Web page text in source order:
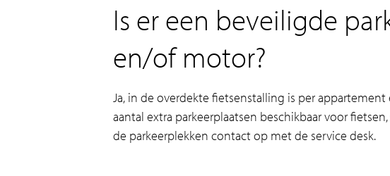
Is er een beveiligde
en/of motor?
Ja, in de overdekte fietsenstalling is per
aantal extra parkeerplaatsen beschikbaar voor
de parkeerplekken contact op met de service desk.